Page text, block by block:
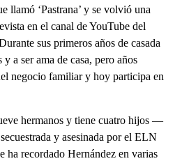
llamó ‘Pastrana’ y se volvió una
en el canal de YouTube del
sus primeros años de casada
a ser ama de casa, pero años
negocio familiar y hoy participa en
hermanos y tiene cuatro hijos —
y asesinada por el ELN
ha recordado Hernández en varias